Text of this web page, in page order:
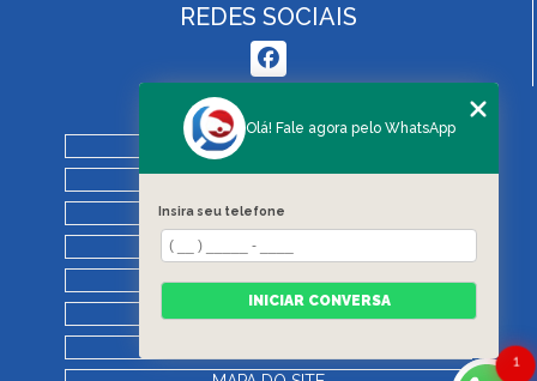
REDES SOCIAIS
MENU
QUEM SOMOS
SERVIÇOS
BLOG
REGRAS DE VISTORIA
1
Olá! Fale agora pelo WhatsApp
Insira seu telefone
INICIAR CONVERSA